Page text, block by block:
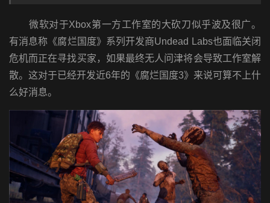
微软对于Xbox第一方工作室的大砍刀似乎波及很广。
有消息称《腐烂国度》系列开发商Undead Labs也面临关闭
危机而正在寻找买家，如果最终无人问津将会导致工作室解
散。这对于已经开发近6年的《腐烂国度3》来说可算不上什
么好消息。